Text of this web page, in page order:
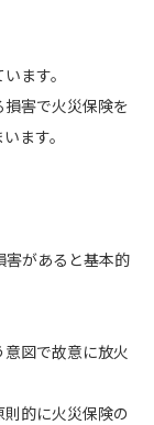
ます。
害で火災保険を
ます。
害があると基本的
図で故意に放火
的に火災保険の